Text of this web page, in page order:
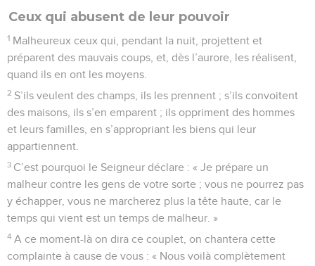
Ceux qui abusent de leur pouvoir
1 Malheureux ceux qui, pendant la nuit, projettent et
préparent des mauvais coups, et, dès l’aurore, les réalisent,
quand ils en ont les moyens.
2 S’ils veulent des champs, ils les prennent ; s’ils convoitent
des maisons, ils s’en emparent ; ils oppriment des hommes
et leurs familles, en s’appropriant les biens qui leur
appartiennent.
3 C’est pourquoi le Seigneur déclare : « Je prépare un
malheur contre les gens de votre sorte ; vous ne pourrez pas
y échapper, vous ne marcherez plus la tête haute, car le
temps qui vient est un temps de malheur. »
4 A ce moment-là on dira ce couplet, on chantera cette
complainte à cause de vous : « Nous voilà complètement